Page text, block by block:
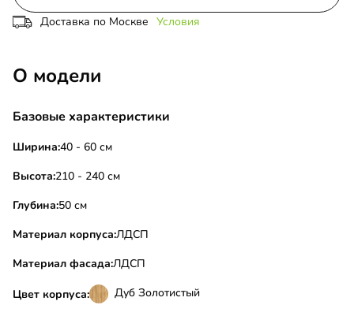
Доставка по Москве Условия
О модели
Базовые характеристики
Ширина:40 - 60 см
Высота:210 - 240 см
Глубина:50 см
Материал корпуса:ЛДСП
Материал фасада:ЛДСП
Цвет корпуса: Дуб Золотистый